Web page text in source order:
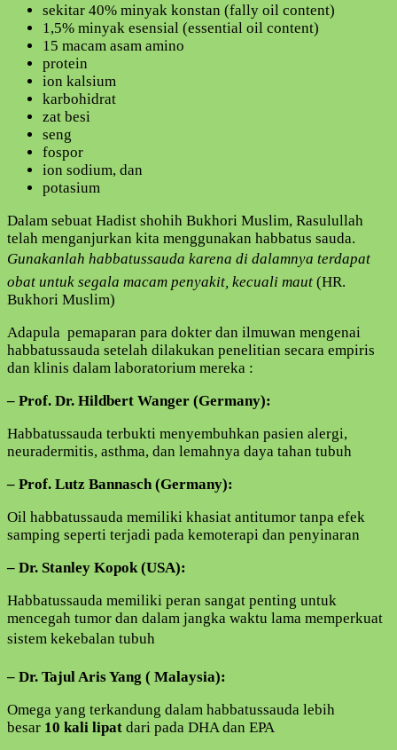
sekitar 40% minyak konstan (fally oil content)
1,5% minyak esensial (essential oil content)
15 macam asam amino
protein
ion kalsium
karbohidrat
zat besi
seng
fospor
ion sodium, dan
potasium
Dalam sebuat Hadist shohih Bukhori Muslim, Rasulullah
telah menganjurkan kita menggunakan habbatus sauda.
Gunakanlah habbatussauda karena di dalamnya terdapat
obat untuk segala macam penyakit, kecuali maut (HR.
Bukhori Muslim)
Adapula pemaparan para dokter dan ilmuwan mengenai
habbatussauda setelah dilakukan penelitian secara empiris
dan klinis dalam laboratorium mereka :
– Prof. Dr. Hildbert Wanger (Germany):
Habbatussauda terbukti menyembuhkan pasien alergi,
neuradermitis, asthma, dan lemahnya daya tahan tubuh
– Prof. Lutz Bannasch (Germany):
Oil habbatussauda memiliki khasiat antitumor tanpa efek
samping seperti terjadi pada kemoterapi dan penyinaran
– Dr. Stanley Kopok (USA):
Habbatussauda memiliki peran sangat penting untuk
mencegah tumor dan dalam jangka waktu lama memperkuat
sistem kekebalan tubuh
– Dr. Tajul Aris Yang ( Malaysia):
Omega yang terkandung dalam habbatussauda lebih
besar 10 kali lipat dari pada DHA dan EPA